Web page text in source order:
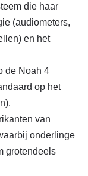
die haar
(audiometers,
en het
de Noah 4
op het
van
onderlinge
grotendeels